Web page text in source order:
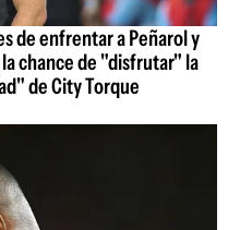
de enfrentar a Peñarol y
chance de "disfrutar" la
de City Torque